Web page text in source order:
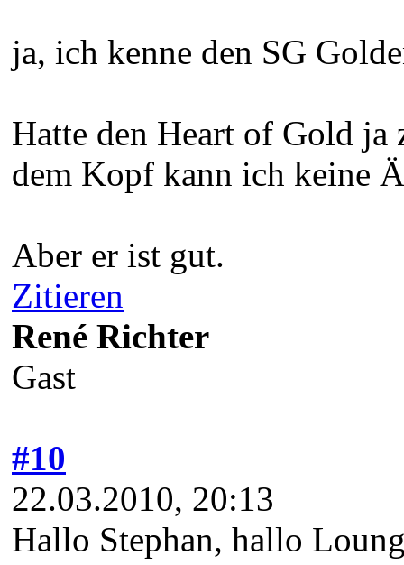
ja, ich kenne den SG
Hatte den Heart of Gold ja
dem Kopf kann ich keine
Aber er ist gut.
Zitieren
René Richter
Gast
#10
22.03.2010, 20:13
Hallo Stephan, hallo